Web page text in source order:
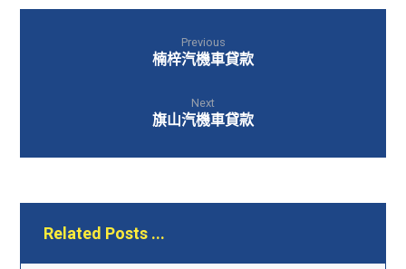
Previous
楠梓汽機車貸款
Next
旗山汽機車貸款
Related Posts ...